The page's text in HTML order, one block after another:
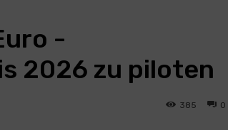
-
2026 zu piloten
0
385